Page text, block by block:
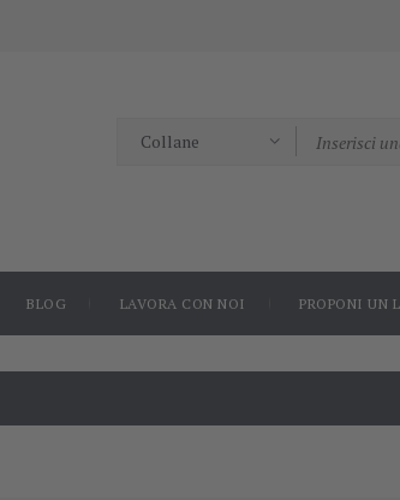
BLOG LAVORA CON NOI PROPONI UN